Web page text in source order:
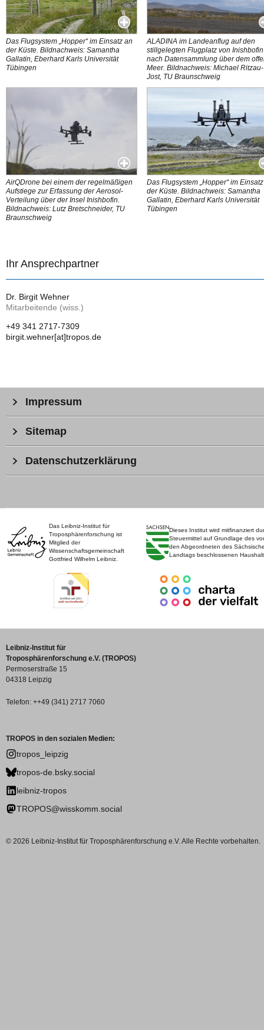
Das Flugsystem „Hopper“ im Einsatz an
der Küste. Bildnachweis: Samantha
Gallatin, Eberhard Karls Universität
Tübingen
ALADINA im Landeanflug auf den
stillgelegten Flugplatz von Inishbofin
nach Datensammlung über dem
Meer. Bildnachweis: Michael Ritzau-
Jost, TU Braunschweig
AirQDrone bei einem der regelmäßigen
Aufstiege zur Erfassung der Aerosol-
Verteilung über der Insel Inishbofin.
Bildnachweis: Lutz Bretschneider, TU
Braunschweig
Das Flugsystem „Hopper“ im
der Küste. Bildnachweis: Samantha
Gallatin, Eberhard Karls Universität
Tübingen
Ihr Ansprechpartner
Dr. Birgit Wehner
Mitarbeitende (wiss.)
+49 341 2717-7309
birgit.wehner[at]tropos.de
Das Leibniz-Institut für
Troposphärenforschung ist
Mitglied der
Wissenschaftsgemeinschaft
Gottfried Wilhelm Leibniz.
Dieses Institut wird mitfinanziert
Steuermittel auf Grundlage des
den Abgeordneten des
Landtags beschlossenen
Impressum
Sitemap
Datenschutzerklärung
Leibniz-Institut für
Troposphärenforschung e.V. (TROPOS)
Permoserstraße 15
04318 Leipzig
Telefon: ++49 (341) 2717 7060
TROPOS in den sozialen Medien:
tropos_leipzig
tropos-de.bsky.social
leibniz-tropos
TROPOS@wisskomm.social
© 2026 Leibniz-Institut für Troposphärenforschung e.V. Alle Rechte vorbehalten.